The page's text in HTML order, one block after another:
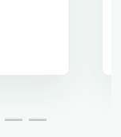
the same team